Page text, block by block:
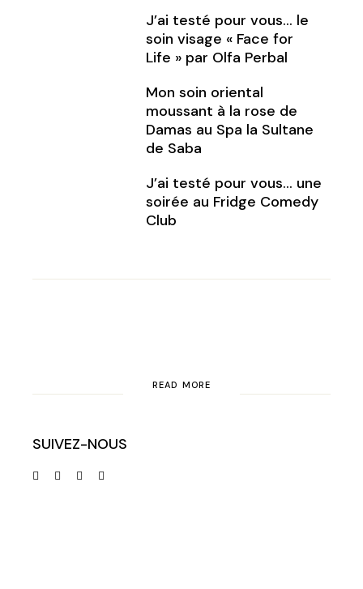
J’ai testé pour vous… le
soin visage « Face for
Life » par Olfa Perbal
Mon soin oriental
moussant à la rose de
Damas au Spa la Sultane
de Saba
J’ai testé pour vous… une
soirée au Fridge Comedy
Club
READ MORE
SUIVEZ-NOUS